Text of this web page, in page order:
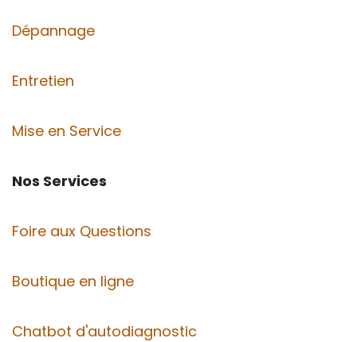
Dépannage
Entretien
Mise en Service
Nos Services
Foire aux Questions
Boutique en ligne
Chatbot d'autodiagnostic